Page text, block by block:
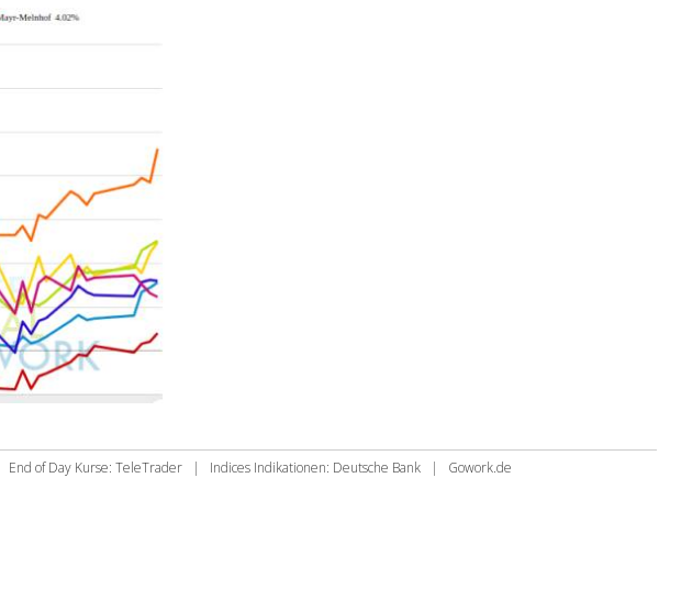
End of Day Kurse: TeleTrader | Indices Indikationen: Deutsche Bank | Gowork.de